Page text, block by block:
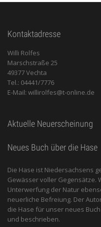
Kontaktadresse
Willi Rolfes
Marschstraße 25
49377 Vechta
Tel.: 04441/7776
E-Mail: willirolfes@t-online.de
Aktuelle Neuerscheinung
Neues Buch über die Hase
Die Hase ist Niedersachsens
Gewässer voller Gegensätze.
Unterwerfung der Natur
neuerliche Befreiung. Der
die Hase für unser neues
und beschrieben.